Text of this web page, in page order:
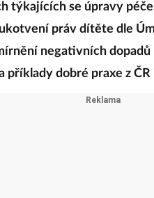
týkajících se úpravy
práv dítěte dle
negativních
dobré praxe z ČR